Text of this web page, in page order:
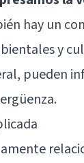
hay un
y
pueden